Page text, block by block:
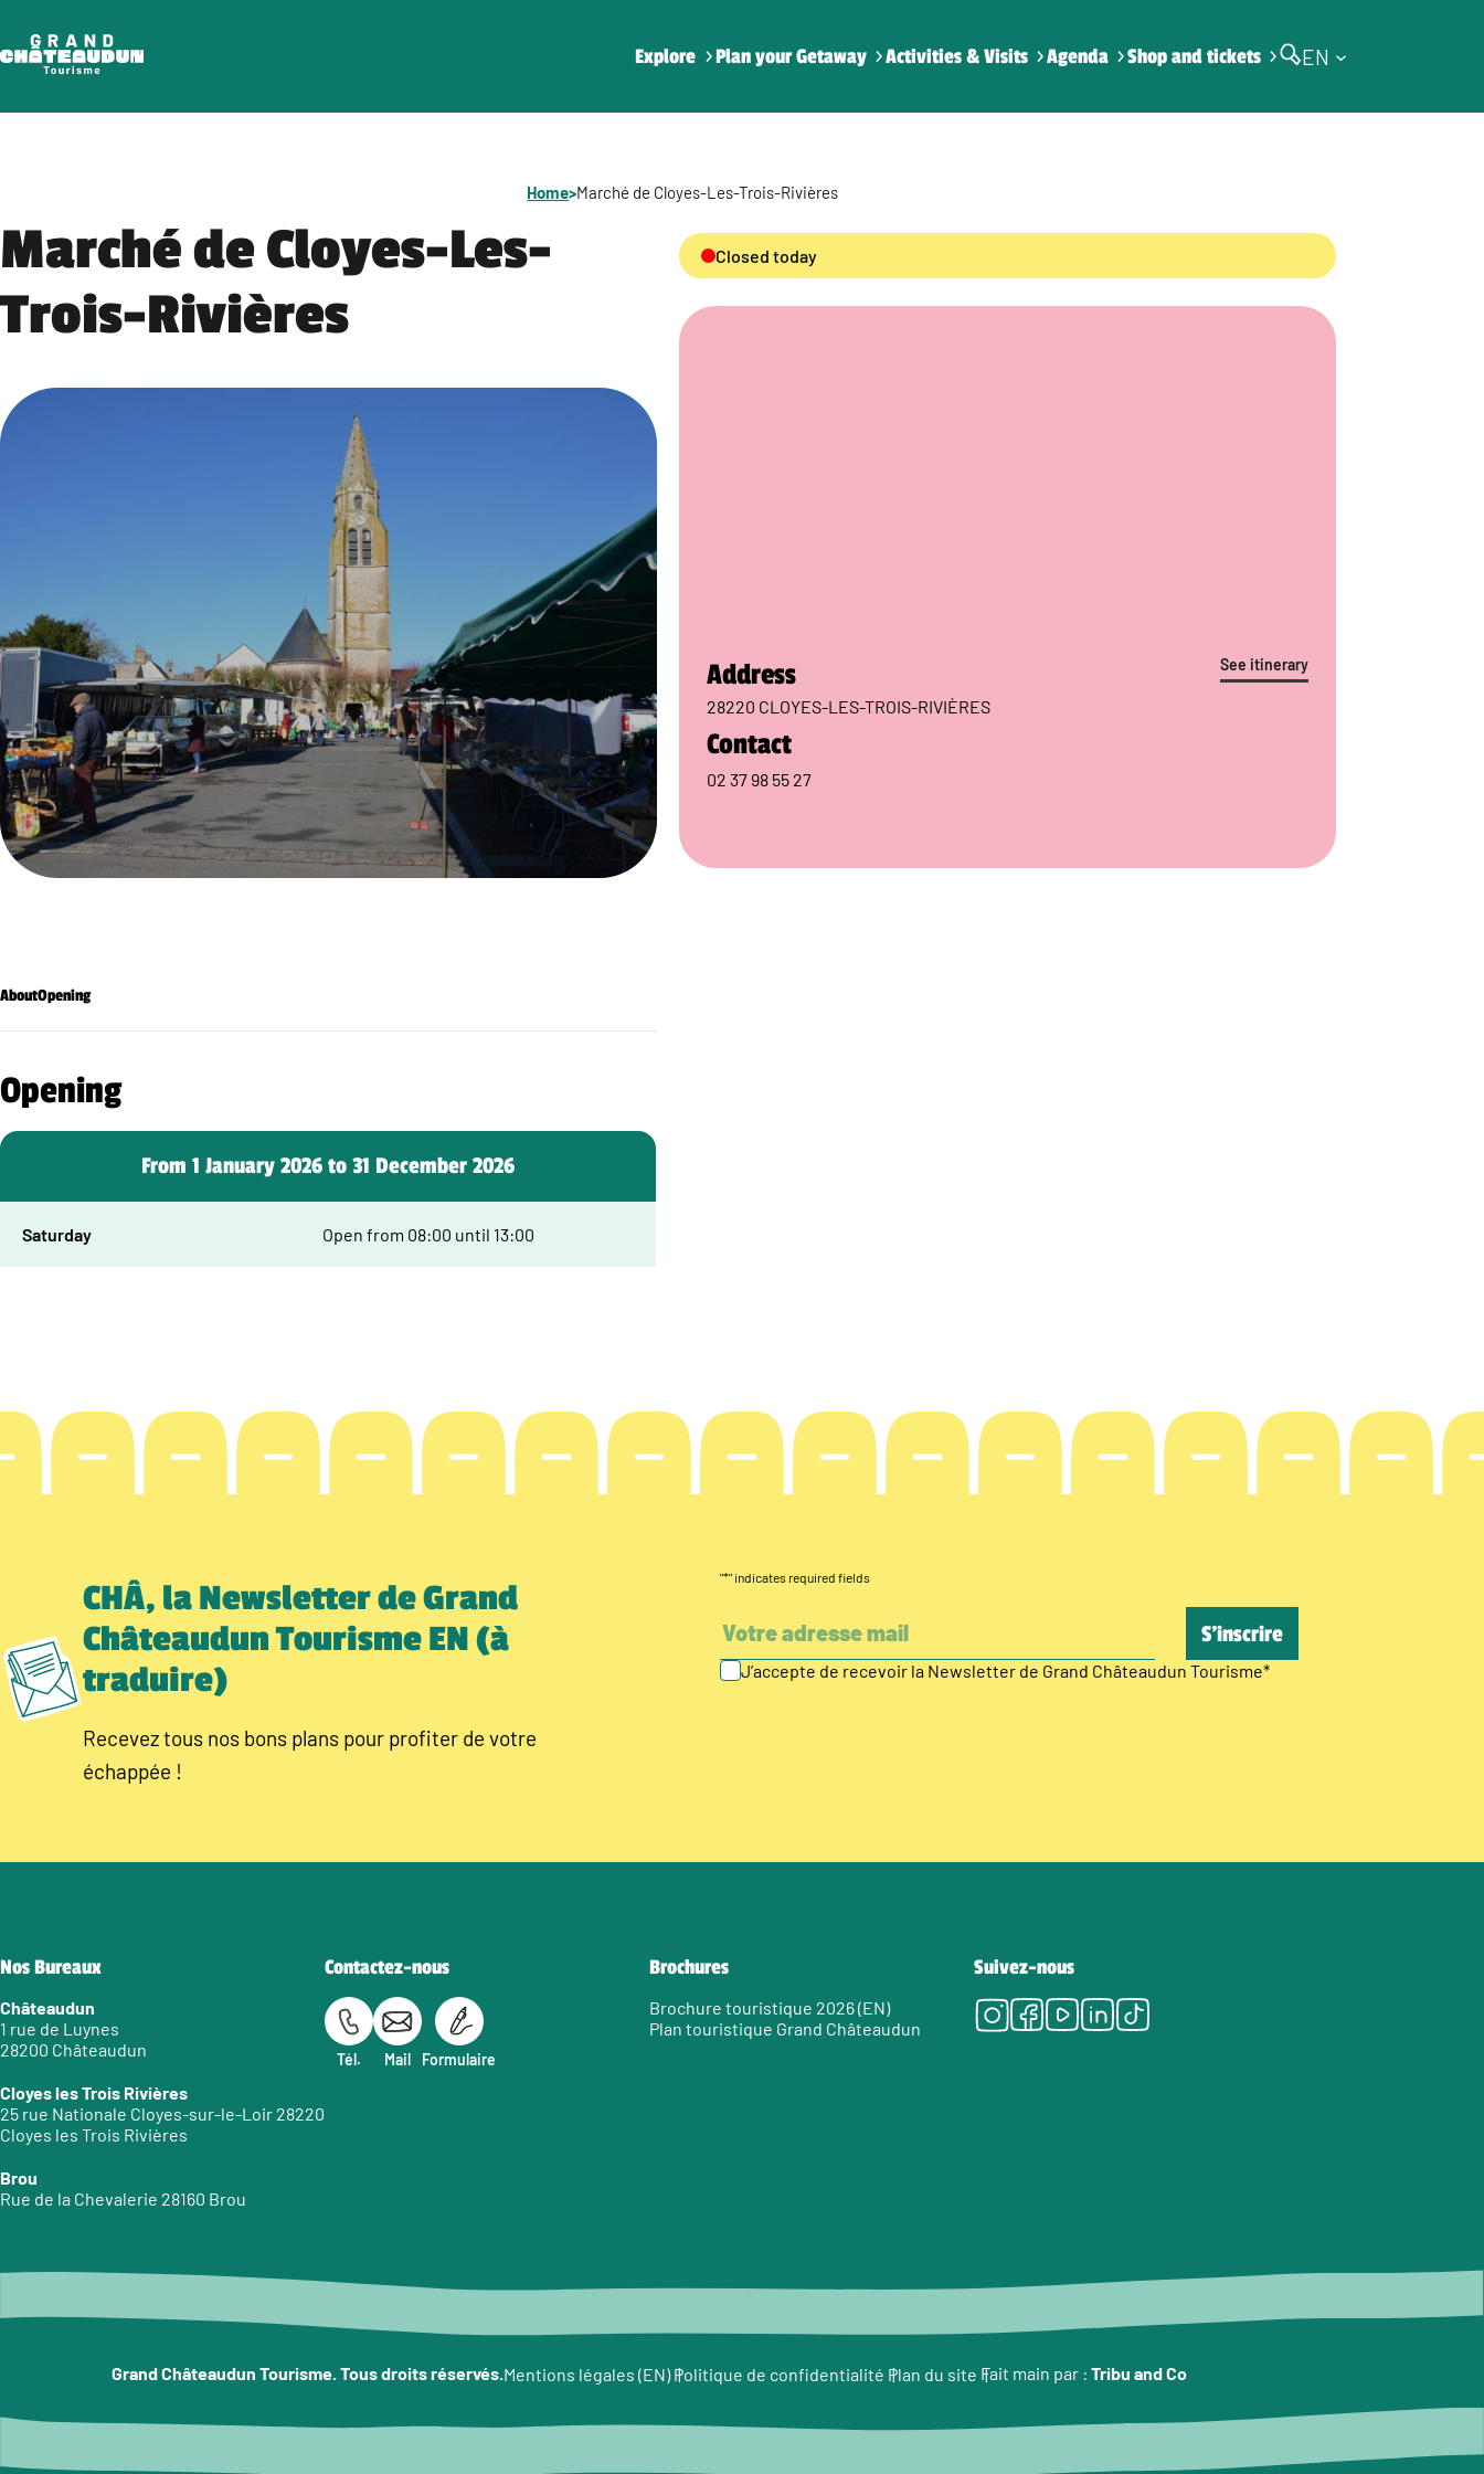
content
Explore Plan your Getaway Activities & Visits Agenda Shop and tickets EN
Home>Marché de Cloyes-Les-Trois-Rivières
Marché de Cloyes-Les-
Trois-Rivières
AboutOpening
Opening
From 1 January 2026 to 31 December 2026
Saturday Open from 08:00 until 13:00
Closed today
See itinerary
Address
28220 CLOYES-LES-TROIS-RIVIÈRES
Contact
02 37 98 55 27
CHÂ, la Newsletter de Grand
Châteaudun Tourisme EN (à
traduire)
Recevez tous nos bons plans pour profiter de votre
échappée !
"*" indicates required fields
J’accepte de recevoir la Newsletter de Grand Châteaudun Tourisme*
Nos Bureaux
Châteaudun
1 rue de Luynes
28200 Châteaudun
Cloyes les Trois Rivières
25 rue Nationale Cloyes-sur-le-Loir 28220
Cloyes les Trois Rivières
Brou
Rue de la Chevalerie 28160 Brou
Contactez-nous
Tél. Mail Formulaire
Brochures
Brochure touristique 2026 (EN)
Plan touristique Grand Châteaudun
Suivez-nous
Instagram
Facebook
Youtube
LinkedIn
Tiktok
Grand Châteaudun Tourisme. Tous droits réservés.Mentions légales (EN) Politique de confidentialité Plan du site Fait main par : Tribu and Co